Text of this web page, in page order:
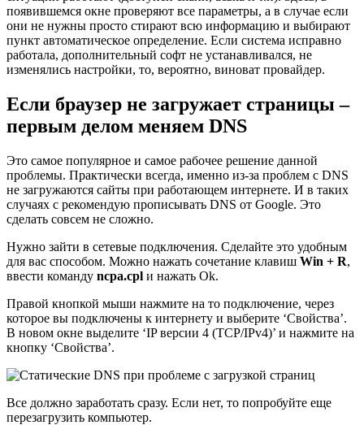
появившемся окне проверяют все параметры, а в случае если
они не нужны просто стирают всю информацию и выбирают
пункт автоматическое определение. Если система исправно
работала, дополнительный софт не устанавливался, не
изменялись настройки, то, вероятно, виноват провайдер.
Если браузер не загружает страницы –
первым делом меняем DNS
Это самое популярное и самое рабочее решение данной
проблемы. Практически всегда, именно из-за проблем с DNS
не загружаются сайты при работающем интернете. И в таких
случаях с рекомендую прописывать DNS от Google. Это
сделать совсем не сложно.
Нужно зайти в сетевые подключения. Сделайте это удобным
для вас способом. Можно нажать сочетание клавиш Win + R,
ввести команду ncpa.cpl и нажать Ok.
Правой кнопкой мыши нажмите на то подключение, через
которое вы подключены к интернету и выберите ‘Свойства’.
В новом окне выделите ‘IP версии 4 (TCP/IPv4)’ и нажмите на
кнопку ‘Свойства’.
Все должно заработать сразу. Если нет, то попробуйте еще
перезагрузить компьютер.